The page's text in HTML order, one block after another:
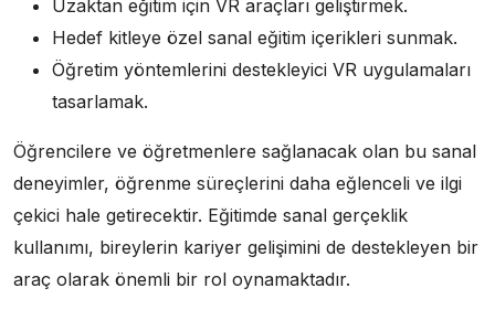
Uzaktan eğitim için VR araçları geliştirmek.
Hedef kitleye özel sanal eğitim içerikleri sunmak.
Öğretim yöntemlerini destekleyici VR uygulamaları
tasarlamak.
Öğrencilere ve öğretmenlere sağlanacak olan bu sanal
deneyimler, öğrenme süreçlerini daha eğlenceli ve ilgi
çekici hale getirecektir. Eğitimde sanal gerçeklik
kullanımı, bireylerin kariyer gelişimini de destekleyen bir
araç olarak önemli bir rol oynamaktadır.